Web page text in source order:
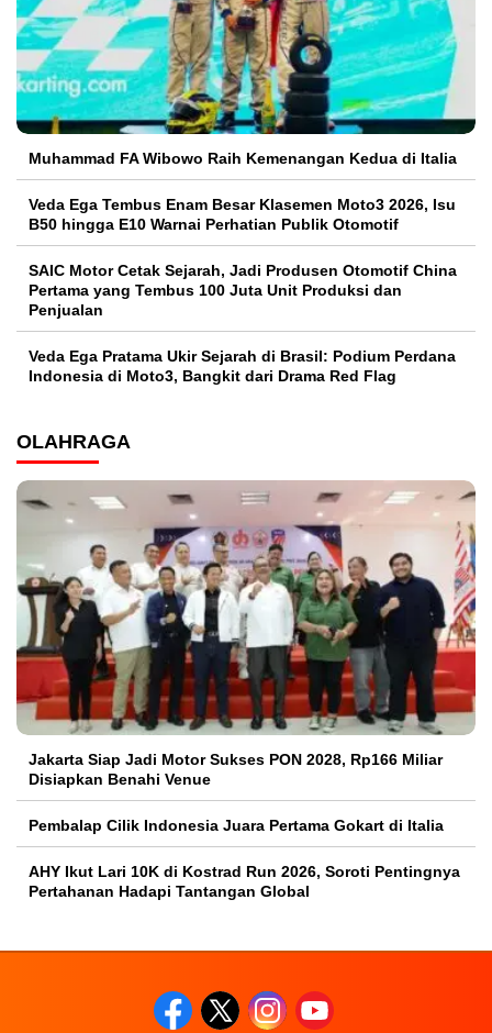
Muhammad FA Wibowo Raih Kemenangan Kedua di Italia
Veda Ega Tembus Enam Besar Klasemen Moto3 2026, Isu
B50 hingga E10 Warnai Perhatian Publik Otomotif
SAIC Motor Cetak Sejarah, Jadi Produsen Otomotif China
Pertama yang Tembus 100 Juta Unit Produksi dan
Penjualan
Veda Ega Pratama Ukir Sejarah di Brasil: Podium Perdana
Indonesia di Moto3, Bangkit dari Drama Red Flag
OLAHRAGA
Jakarta Siap Jadi Motor Sukses PON 2028, Rp166 Miliar
Disiapkan Benahi Venue
Pembalap Cilik Indonesia Juara Pertama Gokart di Italia
AHY Ikut Lari 10K di Kostrad Run 2026, Soroti Pentingnya
Pertahanan Hadapi Tantangan Global